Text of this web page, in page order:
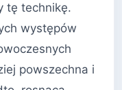
tę technikę.
występów
powszechna i